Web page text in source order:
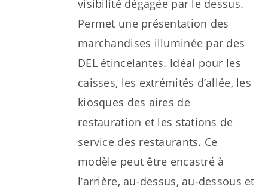
visibilité dégagée par le dessus.
Permet une présentation des
marchandises illuminée par des
DEL étincelantes. Idéal pour les
caisses, les extrémités d’allée, les
kiosques des aires de
restauration et les stations de
service des restaurants. Ce
modèle peut être encastré à
l’arrière, au-dessus, au-dessous et